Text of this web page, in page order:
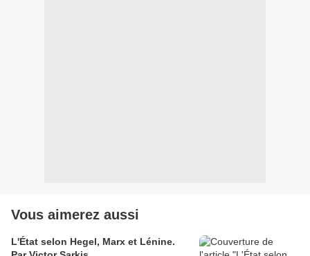
Vous aimerez aussi
L'État selon Hegel, Marx et Lénine.